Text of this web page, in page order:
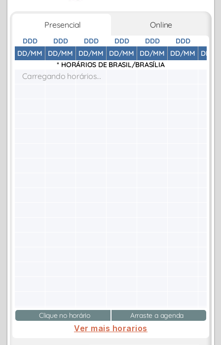
Presencial Online
DDD
DD/MM
DDD
DD/MM
DDD
DD/MM
DDD
DD/MM
DDD
DD/MM
DDD
DD/MM
DD/
* HORÁRIOS DE BRASIL/BRASÍLIA
Carregando horários...
Clique no horário Arraste a agenda
Ver mais horarios